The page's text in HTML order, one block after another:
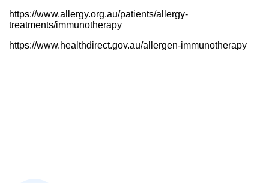
https://www.allergy.org.au/patients/allergy-
treatments/immunotherapy
https://www.healthdirect.gov.au/allergen-immunotherapy